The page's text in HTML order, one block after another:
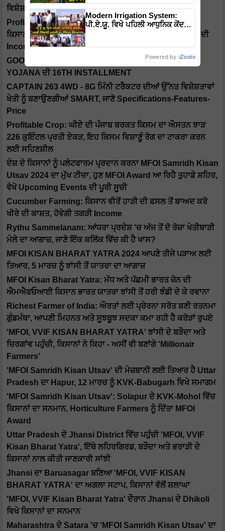
ਵਿਸ਼ੇਸ਼ਤਾਵਾਂ
Profitable Farming: ‘ਪੀਲਾ ਸੋਨ੍ਹਾ” ਜਾਂ ਫਿਰ ਸੁਨਿਹਰੀ ਮਸਾਲਾ
ਕਿਸਾਨਾਂ ਲਈ ਲਾਹੇਵੰਦ ਧੰਦਾ, ਇੱਕ ਏਕੜ 'ਚੋਂ ਢਾਈ ਤੋਂ ਤਿੰਨ ਲੱਖ ਰੁਪਏ ਦੀ
Income
GOOD NEWS: ਇਸ ਦਿਨ ਖਾਤੇ ਵਿੱਚ ਆਵੇਗੀ PM KISAN
YOJANA ਦੀ 16TH INSTALLMENT
CAPTAIN 263 4WD - 8G ਮਿੰਨੀ ਟਰੈਕਟਰ ਦੀਆਂ ਉੱਨਤ ਵਿਸ਼ੇਸ਼ਤਾਵਾਂ
ਖੇਤੀ ਨੂੰ ਬਣਾਉਣਗੀਆਂ SMART, ਜਾਣੋ Specifications-Features-
Price
Profitable Crop: ਘੀਏ ਦੀ ਪੰਜਾਬ ਬਰਕਤ ਕਿਸਮ ਦਾ ਔਸਤਨ ਝਾੜ
226 ਕੁਇੰਟਲ ਪ੍ਰਤੀ ਏਕੜ, ਇਹ ਕਿਸਮ ਵਿਸ਼ਾਣੂੰ ਰੋਗ ਦਾ ਟਾਕਰਾ ਕਰਨ
ਲਈ ਸਹਿਣਸ਼ੀਲ
ਦੇਸ਼ ਦੇ ਕਿਸਾਨਾਂ ਨੂੰ ਪਲੇਟਫਾਰਮ ਪ੍ਰਦਾਨ ਕਰਨਾ MFOI Samridh Kisan
Utsav 2024 ਦਾ ਮੁੱਖ ਟੀਚਾ, ਹੁਣ MFOI Award ਆ ਰਿਹੈ ਤੁਹਾਡੇ ਸ਼ਹਿਰ,
ਵੇਖੋ Upcoming Events ਦੀ ਪੂਰੀ ਸੂਚੀ
Cucumber Farming: ਕਿਸਾਨ ਵੀਰੋਂ ਹਾੜੀ ਦੀ ਫਸਲ ਤੋਂ ਬਾਅਦ ਕਰੋ
ਖੀਰੇ ਦੀ ਕਾਸ਼ਤ, ਹੋਵੇਗੀ ਤਗੜੀ Income
Rythu Sammelanam: ਆਂਧਰਾ ਪ੍ਰਦੇਸ਼ 'ਚ ਅੱਜ ਤੋਂ ਦੋ ਰੋਜ਼ਾ ਖੇਤੀਬਾੜੀ
ਮੇਲੇ ਦਾ ਆਗਾਜ਼, ਜਾਣੋ ਇੱਕ ਕਲਿੱਕ ਵਿੱਚ ਕੀ ਹੈ ਖਾਸ?
MFOI KISAN BHARAT YATRA 2024 ਆਪਣੇ ਤੀਜੇ ਪੜਾਅ ਲਈ
ਤਿਆਰ, 5 ਮਾਰਚ ਨੂੰ ਝਾਂਸੀ ਤੋਂ ਯਾਤਰਾ ਦਾ ਆਗਾਜ਼
MFOI Kisan Bharat Yatra: ਮੱਧ ਅਤੇ ਪੱਛਮੀ ਭਾਰਤ ਜ਼ੋਨ ਦੀ
ਐਮਐਫਓਆਈ ਕਿਸਾਨ ਭਾਰਤ ਯਾਤਰਾ ਝਾਂਸੀ ਤੋਂ ਹਰੀ ਝੰਡੀ ਦੇ ਕੇ ਰਵਾਨਾ
Richest Farmer of India: ਔਰਤਾਂ ਲਈ ਪ੍ਰੇਰਨਾ ਸਰੋਤ ਬਣੀ ਰਤਨਮਾ
ਗੁੰਡਮੰਥਾ, ਆਪਣੀ ਮਿਹਨਤ ਅਤੇ ਸੂਝਬੂਝ ਸਦਕਾ ਕਮਾ ਰਹੀ ਹੈ ਕਰੋੜਾਂ ਰੁਪਏ
'MFOI, VVIF KISAN BHARAT YATRA' ਝਾਂਸੀ ਦੇ ਬੜੌਦਾ ਅਤੇ
ਚਿਰਗਾਂਵ ਪਹੁੰਚੀ, ਕਿਸਾਨਾਂ ਨੇ ਕਿਹਾ - ਅਸੀਂ ਵੀ ਬਣਾਂਗੇ 'Millionair
Farmers'
'MFOI Samridh Kisan Utsav' ਦੀ ਮੇਜ਼ਬਾਨੀ ਲਈ ਤਿਆਰ ਹੈ Uttar
Pradesh ਦਾ Hapur, 12 ਮਾਰਚ ਨੂੰ KVK-Babugarh ਵਿਖੇ ਸਮਾਗਮ
'MFOI Samridh Kisan Utsav': Solapur ਦੇ KVK-Mohol ਵਿੱਚ
ਕਿਸਾਨਾਂ ਦਾ ਸਨਮਾਨ, Horticulture Farmers ਨੂੰ ਦਿੱਤਾ MFOI
Award
Uttar Pradesh ਦੇ Jhansi District ਵਿੱਚ ਪਹੁੰਚੀ 'MFOI, VVIF
Kisan Bharat Yatra', ਇੱਥੇ ਲਹਿਰਗਿਰਡ, ਬੜੌਦਾ ਅਤੇ ਭਰਾੜੀ ਦੇ
ਕਿਸਾਨਾਂ ਨਾਲ ਕੀਤੀ ਜਾਣਕਾਰੀ ਸਾਂਝੀ
Jhansi ਦਾ Baruasagar ਬਣਿਆ 'MFOI, VVIF KISAN
BHARAT YATRA' ਦਾ ਅਗਲਾ ਸਟਾਪ, ਕਿਸਾਨਾਂ ਵੱਲੋਂ ਸ਼ਲਾਘਾ
'MFOI, VVIF Kisan Bharat Yatra' ਦੌਰਾਨ Jhansi ਦੇ Dhikoli
ਵਿਖੇ ਕਿਸਾਨਾਂ ਦਾ ਸਨਮਾਨ
Maharashtra ਦੇ Satara 'ਚ 'MFOI Samridh Kisan Utsav' ਦਾ
Modern Irrigation System:
ਪੀ.ਏ.ਯੂ. ਵਿਖੇ ਪਹਿਲੀ ਆਧੁਨਿਕ ਕੇਂਦਰੀ
Powered by iZooto